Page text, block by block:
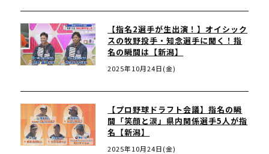
【指名2選手が生出演！】オイシック
スの牧野投手・知念選手に聞く！指
名の瞬間は【新潟】
2025年10月24日(金)
【プロ野球ドラフト会議】指名の瞬
間「笑顔と涙」県内関係選手5人が指
名【新潟】
2025年10月24日(金)